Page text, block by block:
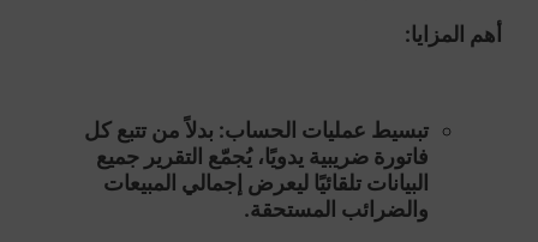
أهم المزايا:
تبسيط عمليات الحساب: بدلاً من تتبع كل
فاتورة ضريبية يدويًا، يُجمّع التقرير جميع
البيانات تلقائيًا ليعرض إجمالي المبيعات
والضرائب المستحقة.